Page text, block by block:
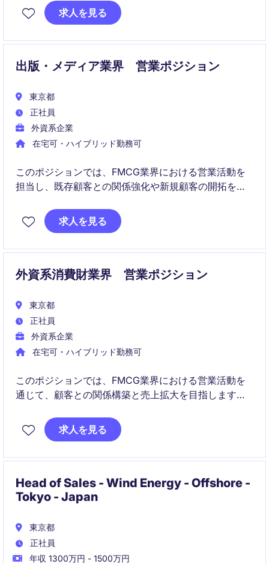
す。
求人を見る
出版・メディア業界 営業ポジション
東京都
正社員
外資系企業
在宅可・ハイブリッド勤務可
このポジションでは、FMCG業界における営業活動を
担当し、既存顧客との関係強化や新規顧客の開拓を行
ョンを提案する役割を担います。
求人を見る
外資系消費財業界 営業ポジション
東京都
正社員
外資系企業
在宅可・ハイブリッド勤務可
このポジションでは、FMCG業界における営業活動を
通じて、顧客との関係構築と売上拡大を目指します。
かして、ビジネス成長に貢献することが求められま
す。
求人を見る
Head of Sales - Wind Energy - Offshore -
Tokyo - Japan
東京都
正社員
年収 1300万円 - 1500万円